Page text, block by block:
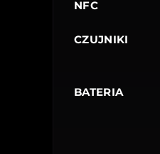
NFC
CZUJNIKI
BATERIA